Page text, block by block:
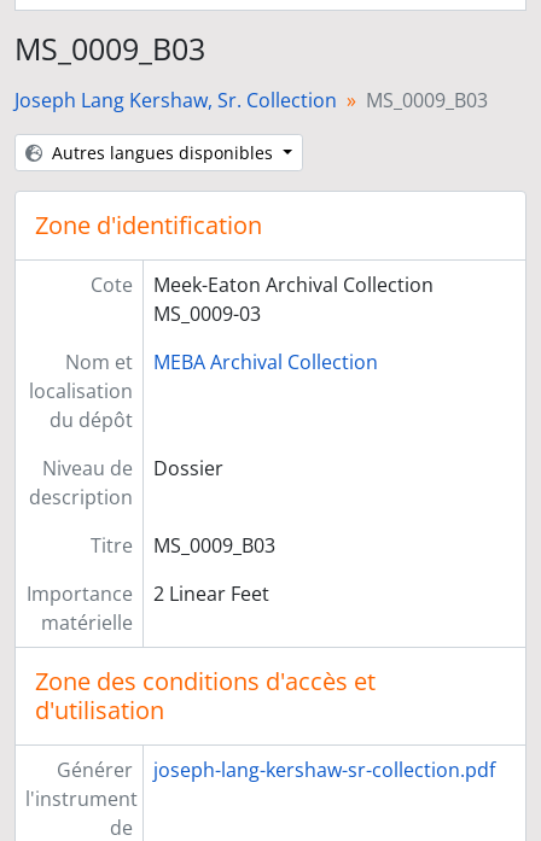
MS_0009_B03
Joseph Lang Kershaw, Sr. Collection MS_0009_B03
Autres langues disponibles
Zone d'identification
Cote
Meek-Eaton Archival Collection
MS_0009-03
Nom et
localisation
du dépôt
MEBA Archival Collection
Niveau de
description
Dossier
Titre
MS_0009_B03
Importance
matérielle
2 Linear Feet
Zone des conditions d'accès et
d'utilisation
Générer
l'instrument
de
joseph-lang-kershaw-sr-collection.pdf